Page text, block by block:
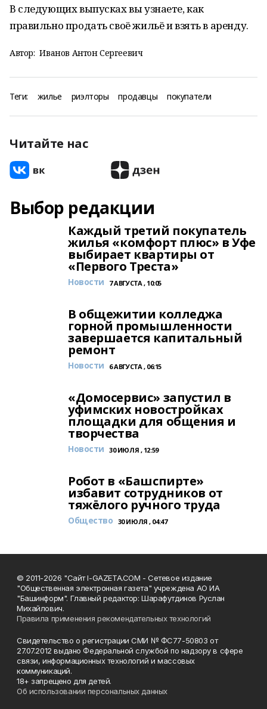
В следующих выпусках вы узнаете, как
правильно продать своё жильё и взять в аренду.
Автор: Иванов Антон Сергеевич
Теги: жилье риэлторы продавцы покупатели
Читайте нас
Выбор редакции
Каждый третий покупатель
жилья «комфорт плюс» в Уфе
выбирает квартиры от
«Первого Треста»
Новости 7 АВГУСТА , 10:05
В общежитии колледжа
горной промышленности
завершается капитальный
ремонт
Новости 6 АВГУСТА , 06:15
«Домосервис» запустил в
уфимских новостройках
площадки для общения и
творчества
Новости 30 ИЮЛЯ , 12:59
Робот в «Башспирте»
избавит сотрудников от
тяжёлого ручного труда
Общество 30 ИЮЛЯ , 04:47
© 2011-2026 "Сайт I-GAZETA.COM - Сетевое издание
"Общественная электронная газета" учреждена АО ИА
"Башинформ". Главный редактор: Шарафутдинов Руслан
Михайлович.
Правила применения рекомендательных технологий
Свидетельство о регистрации СМИ № ФС77-50803 от
27.07.2012 выдано Федеральной службой по надзору в сфере
связи, информационных технологий и массовых
коммуникаций.
18+ запрещено для детей.
Об использовании персональных данных